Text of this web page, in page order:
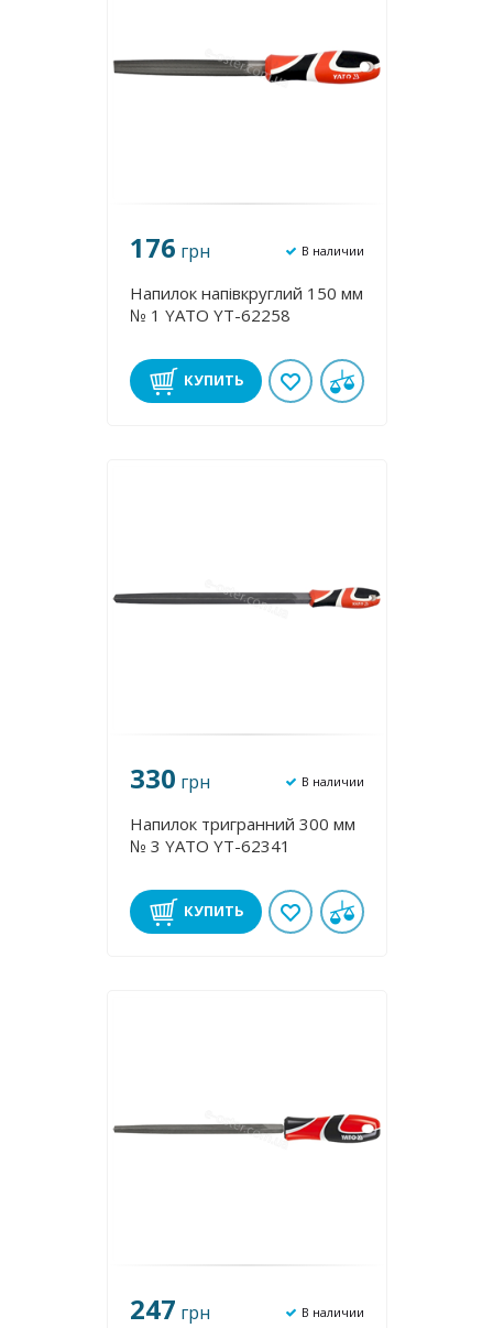
176 грн В наличии
Напилок напівкруглий 150 мм
№ 1 YATO YT-62258
КУПИТЬ
330 грн В наличии
Напилок тригранний 300 мм
№ 3 YATO YT-62341
КУПИТЬ
247 грн В наличии